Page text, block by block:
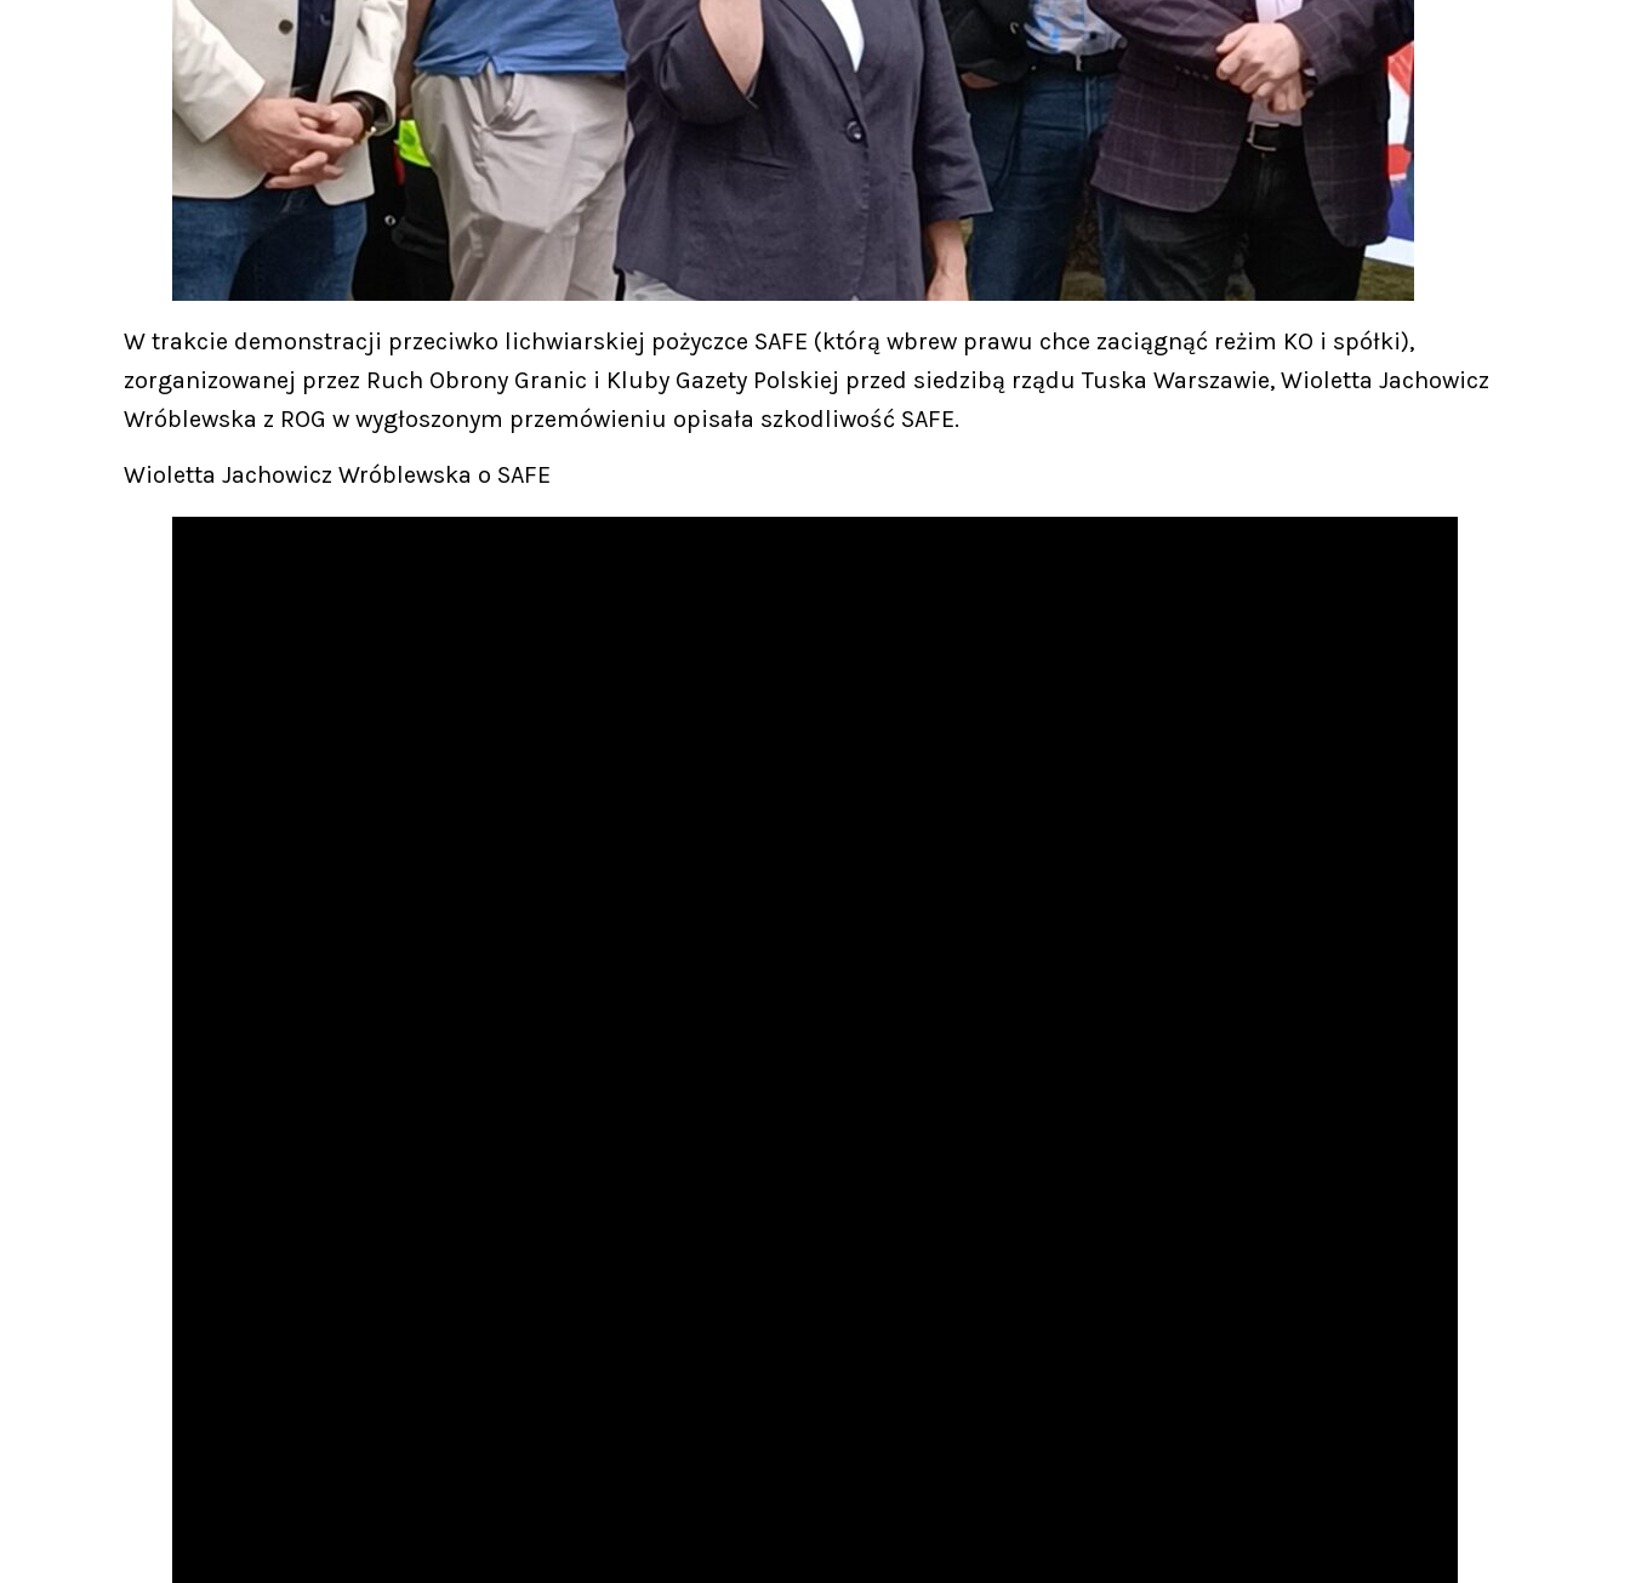
W trakcie demonstracji przeciwko lichwiarskiej pożyczce SAFE (którą wbrew prawu chce zaciągnąć reżim KO i spółki),
zorganizowanej przez Ruch Obrony Granic i Kluby Gazety Polskiej przed siedzibą rządu Tuska Warszawie, Wioletta Jachowicz
Wróblewska z ROG w wygłoszonym przemówieniu opisała szkodliwość SAFE.
Wioletta Jachowicz Wróblewska o SAFE